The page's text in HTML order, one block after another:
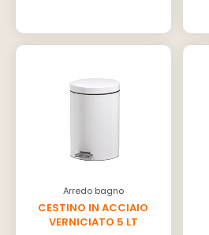
Arredo bagno
CESTINO IN ACCIAIO
VERNICIATO 5 LT